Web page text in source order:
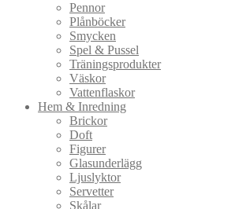
Pennor
Plånböcker
Smycken
Spel & Pussel
Träningsprodukter
Väskor
Vattenflaskor
Hem & Inredning
Brickor
Doft
Figurer
Glasunderlägg
Ljuslyktor
Servetter
Skålar